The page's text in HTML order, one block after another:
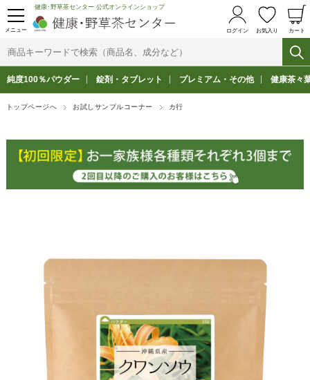
メニュー
健康･野草茶センター 公式オンラインショップ
ログイン お気入り カート
純度100％パウダー 錠剤・タブレット プレミアム・その他 健康茶々
トップページへ お試しサンプルコーナー カ行